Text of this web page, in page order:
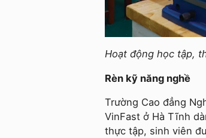
Hoạt động học tập,
Rèn kỹ năng nghề
Trường Cao đẳng
VinFast ở Hà Tĩnh
thực tập, sinh viên